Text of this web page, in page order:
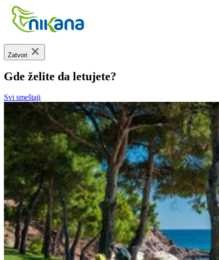
Zatvori
Gde želite da letujete?
Svi smeštaji